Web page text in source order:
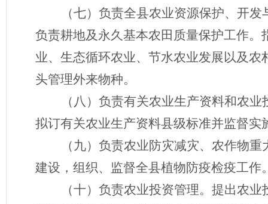
（七） 负责全县农业资源保护、开
负责耕地及永久基本农田质量保护工作
业、生态循环农业、节水农业发展以及
头管理外来物种。
（八） 负责有关农业生产资料和农
拟订有关农业生产资料县级标准并监督实
（九） 负责农业防灾减灾、农作物
建设，组织、监督全县植物防疫检疫工作
（十） 负责农业投资管理。提出农